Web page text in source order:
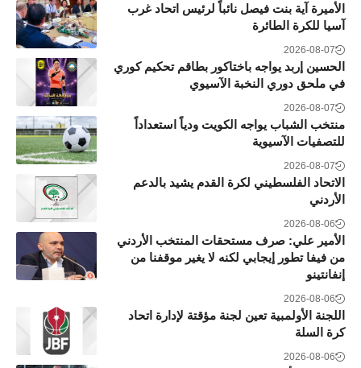
الأميرة آية بنت فيصل نائباً لرئيس اتحاد غرب
آسيا للكرة الطائرة
2026-08-07
الحسين إربد يواجه باختاكور بطاقم تحكيم كوري
في ملحق دوري النخبة الآسيوي
2026-08-07
منتخب الشباب يواجه الكويت ودياً استعداداً
للتصفيات الآسيوية
2026-08-07
الاتحاد الفلسطيني لكرة القدم يشيد بالدعم
الأردني
2026-08-06
الأمير علي: صرف مستحقات المنتخب الأردني
من فيفا تطور إيجابي لكنه لا يغير موقفنا من
إنفانتينو
2026-08-06
اللجنة الأولمبية تعين لجنة مؤقتة لإدارة اتحاد
كرة السلة
2026-08-06